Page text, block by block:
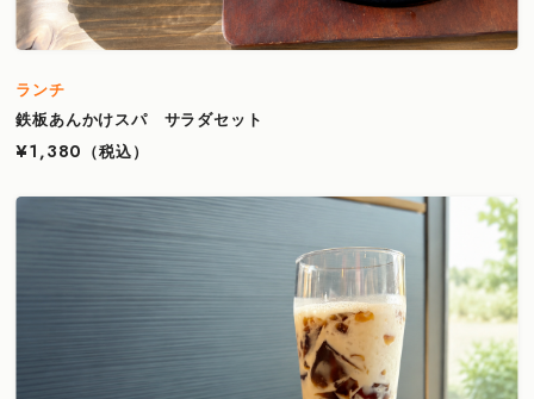
ランチ
鉄板あんかけスパ サラダセット
¥1,380
（税込）